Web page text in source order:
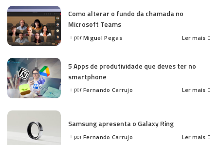
Como alterar o fundo da chamada no
Microsoft Teams
Posted
por Miguel Pegas Ler mais
5 Apps de produtividade que deves ter no
smartphone
Posted
por Fernando Carrujo Ler mais
Samsung apresenta o Galaxy Ring
Posted
por Fernando Carrujo Ler mais